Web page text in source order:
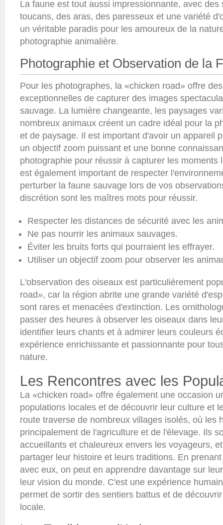
La faune est tout aussi impressionnante, avec des
toucans, des aras, des paresseux et une variété
un véritable paradis pour les amoureux de la
photographie animalière.
Photographie et Observation de la
Pour les photographes, la «chicken road» offre
exceptionnelles de capturer des images
sauvage. La lumière changeante, les paysages
nombreux animaux créent un cadre idéal pour la
et de paysage. Il est important d'avoir un appareil
un objectif zoom puissant et une bonne
photographie pour réussir à capturer les moments
est également important de respecter
perturber la faune sauvage lors de vos
discrétion sont les maîtres mots pour réussir.
Respecter les distances de sécurité avec les
Ne pas nourrir les animaux sauvages.
Éviter les bruits forts qui pourraient les effrayer.
Utiliser un objectif zoom pour observer les
L'observation des oiseaux est particulièrement
road», car la région abrite une grande variété
sont rares et menacées d'extinction. Les
passer des heures à observer les oiseaux dans
identifier leurs chants et à admirer leurs couleurs
expérience enrichissante et passionnante pour
nature.
Les Rencontres avec les
La «chicken road» offre également une occasion
populations locales et de découvrir leur culture et
route traverse de nombreux villages isolés, où les
principalement de l'agriculture et de l'élevage. Ils
accueillants et chaleureux envers les voyageurs,
partager leur histoire et leurs traditions. En
avec eux, on peut en apprendre davantage sur
leur vision du monde. C'est une expérience
permet de sortir des sentiers battus et de
locale.